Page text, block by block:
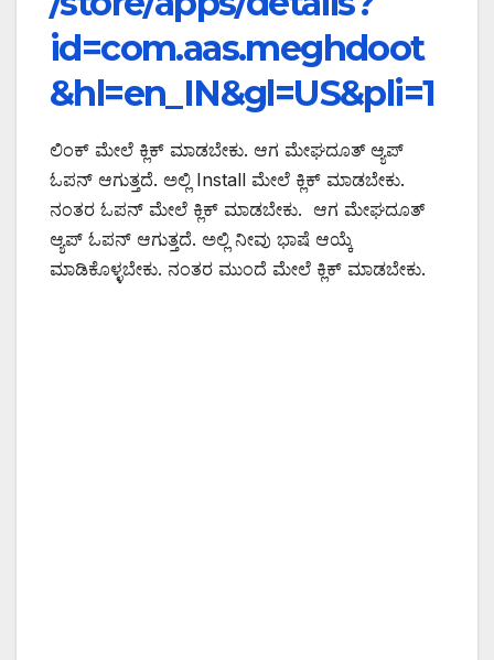
id=com.aas.meghdoot
&hl=en_IN&gl=US&pli=1
ಲಿಂಕ್ ಮೇಲೆ ಕ್ಲಿಕ್ ಮಾಡಬೇಕು. ಆಗ ಮೇಘದೂತ್ ಆ್ಯಪ್
ಓಪನ್ ಆಗುತ್ತದೆ. ಅಲ್ಲಿ Install ಮೇಲೆ ಕ್ಲಿಕ್ ಮಾಡಬೇಕು.
ನಂತರ ಓಪನ್ ಮೇಲೆ ಕ್ಲಿಕ್ ಮಾಡಬೇಕು. ಆಗ ಮೇಘದೂತ್
ಆ್ಯಪ್ ಓಪನ್ ಆಗುತ್ತದೆ. ಅಲ್ಲಿ ನೀವು ಭಾಷೆ ಆಯ್ಕೆ
ಮಾಡಿಕೊಳ್ಳಬೇಕು. ನಂತರ ಮುಂದೆ ಮೇಲೆ ಕ್ಲಿಕ್ ಮಾಡಬೇಕು.